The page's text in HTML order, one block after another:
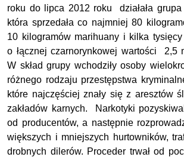
roku do lipca 2012 roku działała grupa
która sprzedała co najmniej 80
10 kilogramów marihuany i kilka
o łącznej czarnorynkowej wartości 2,5
W skład grupy wchodziły osoby
różnego rodzaju przestępstwa
które najczęściej znały się z aresztów
zakładów karnych. Narkotyki
od producentów, a następnie
większych i mniejszych hurtowników,
drobnych dilerów. Proceder trwał od